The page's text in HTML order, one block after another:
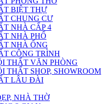
BIỆT THỰ
CHUNG CƯ
NHÀ CẤP 4
NHÀ PHỐ
NHÀ ỐNG
CÔNG TRÌNH
THẤT VĂN PHÒNG
THẤT SHOP, SHOWROOM
LÂU ĐÀI
NHÀ THỜ